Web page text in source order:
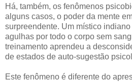
Há, também, os fenômenos
alguns casos, o poder da mente
surpreendente. Um místico
agulhas por todo o corpo sem
treinamento aprendeu a
de estados de auto-sugestão
Este fenômeno é diferente do